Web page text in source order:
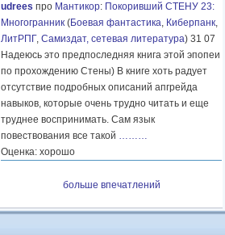
udrees про Мантикор: Покоривший СТЕНУ 23:
Многогранник (Боевая фантастика, Киберпанк,
ЛитРПГ, Самиздат, сетевая литература) 31 07
Надеюсь это предпоследняя книга этой эпопеи
по прохождению Стены) В книге хоть радует
отсутствие подробных описаний апгрейда
навыков, которые очень трудно читать и еще
труднее воспринимать. Сам язык
повествования все такой ………
Оценка: хорошо
больше впечатлений